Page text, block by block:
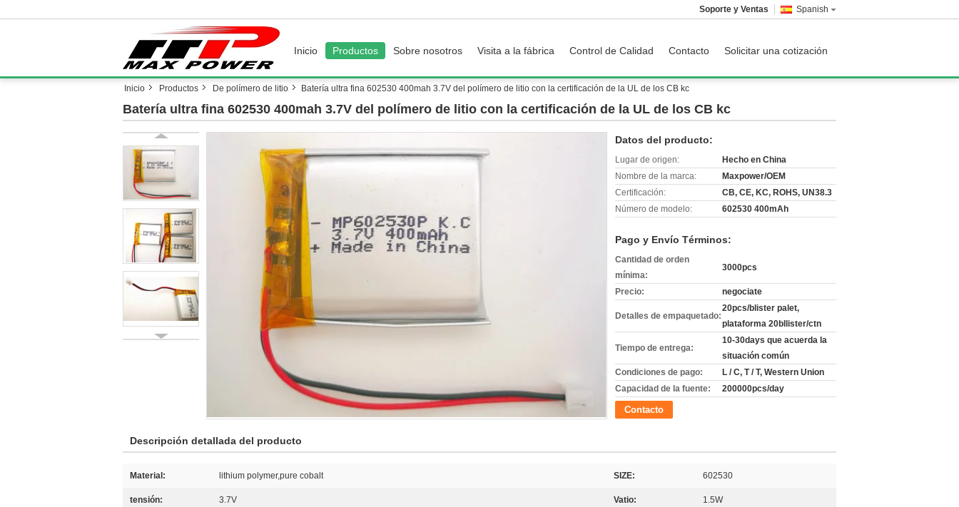
Spanish
Soporte y Ventas
Inicio Productos Sobre nosotros Visita a la fábrica Control de Calidad Contacto Solicitar una cotización
Inicio Productos De polímero de litio Batería ultra fina 602530 400mah 3.7V del polímero de litio con la certificación de la UL de los CB kc
Batería ultra fina 602530 400mah 3.7V del polímero de litio con la certificación de la UL de los CB kc
Datos del producto:
Lugar de origen:
Hecho en China
Nombre de la marca:
Maxpower/OEM
Certificación:
CB, CE, KC, ROHS, UN38.3
Número de modelo:
602530 400mAh
Pago y Envío Términos:
Cantidad de orden
mínima:
3000pcs
Precio: negociate
Detalles de empaquetado:
20pcs/blister palet,
plataforma 20bllister/ctn
Tiempo de entrega:
10-30days que acuerda la
situación común
Condiciones de pago:
L / C, T / T, Western Union
Capacidad de la fuente:
200000pcs/day
Contacto
Descripción detallada del producto
Material: lithium polymer,pure cobalt SIZE: 602530
tensión: 3.7V Vatio: 1.5W